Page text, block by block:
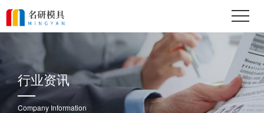
行业资讯
Company Information